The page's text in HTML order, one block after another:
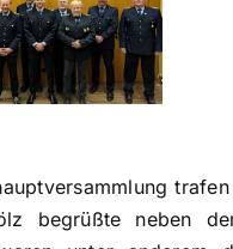
begrüßte neben